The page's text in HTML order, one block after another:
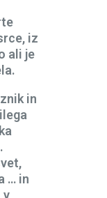
iz
ali je
in
… in
v